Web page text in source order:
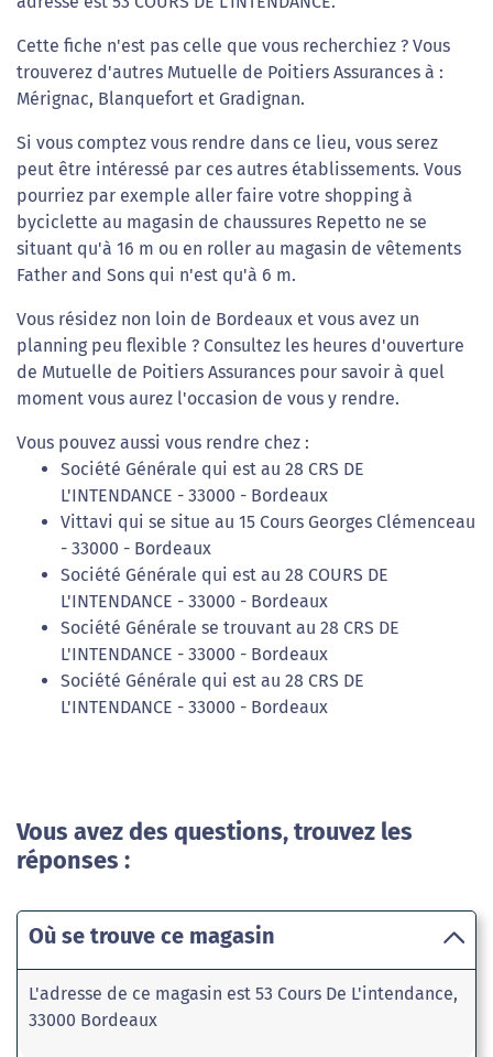
Cette fiche n'est pas celle que vous recherchiez ? Vous
trouverez d'autres Mutuelle de Poitiers Assurances à :
Mérignac, Blanquefort et Gradignan.
Si vous comptez vous rendre dans ce lieu, vous serez
peut être intéressé par ces autres établissements. Vous
pourriez par exemple aller faire votre shopping à
byciclette au magasin de chaussures Repetto ne se
situant qu'à 16 m ou en roller au magasin de vêtements
Father and Sons qui n'est qu'à 6 m.
Vous résidez non loin de Bordeaux et vous avez un
planning peu flexible ? Consultez les heures d'ouverture
de Mutuelle de Poitiers Assurances pour savoir à quel
moment vous aurez l'occasion de vous y rendre.
Vous pouvez aussi vous rendre chez :
Société Générale qui est au 28 CRS DE
L'INTENDANCE - 33000 - Bordeaux
Vittavi qui se situe au 15 Cours Georges Clémenceau
- 33000 - Bordeaux
Société Générale qui est au 28 COURS DE
L'INTENDANCE - 33000 - Bordeaux
Société Générale se trouvant au 28 CRS DE
L'INTENDANCE - 33000 - Bordeaux
Société Générale qui est au 28 CRS DE
L'INTENDANCE - 33000 - Bordeaux
Vous avez des questions, trouvez les
réponses :
Où se trouve ce magasin
L'adresse de ce magasin est 53 Cours De L'intendance,
33000 Bordeaux